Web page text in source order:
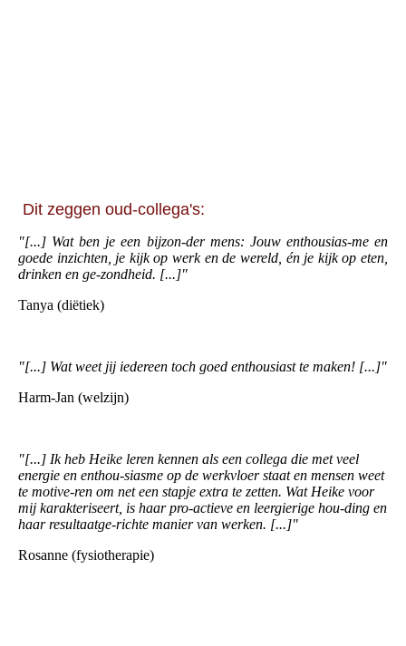
Dit zeggen oud-collega's:
"[...] Wat ben je een bijzon-der mens: Jouw enthousias-me en
goede inzichten, je kijk op werk en de wereld, én je kijk op eten,
drinken en ge-zondheid. [...]"
Tanya (diëtiek)
"[...] Wat weet jij iedereen toch goed enthousiast te maken! [...]"
Harm-Jan (welzijn)
"[...] Ik heb Heike leren kennen als een collega die met veel
energie en enthou-siasme op de werkvloer staat en mensen weet
te motive-ren om net een stapje extra te zetten. Wat Heike voor
mij karakteriseert, is haar pro-actieve en leergierige hou-ding en
haar resultaatge-richte manier van werken. [...]"
Rosanne (fysiotherapie)